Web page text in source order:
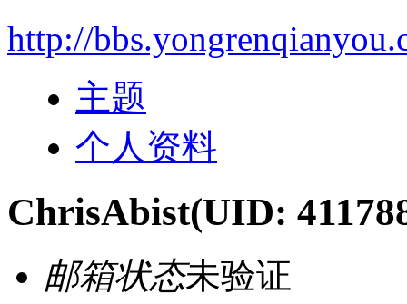
http://
主题
个人资料
ChrisAbist(UID:
邮箱状态未验证